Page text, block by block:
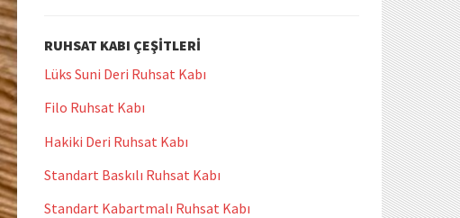
RUHSAT KABI ÇEŞITLERI
Lüks Suni Deri Ruhsat Kabı
Filo Ruhsat Kabı
Hakiki Deri Ruhsat Kabı
Standart Baskılı Ruhsat Kabı
Standart Kabartmalı Ruhsat Kabı